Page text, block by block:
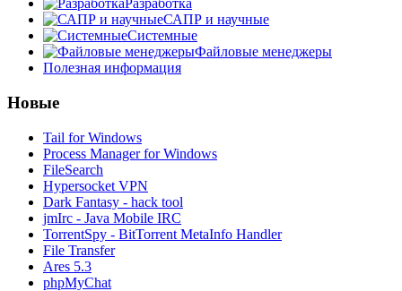
Разработка
САПР и научные
Системные
Файловые менеджеры
Полезная информация
Новые
Tail for Windows
Process Manager for Windows
FileSearch
Hypersocket VPN
Dark Fantasy - hack tool
jmIrc - Java Mobile IRC
TorrentSpy - BitTorrent MetaInfo Handler
File Transfer
Ares 5.3
phpMyChat